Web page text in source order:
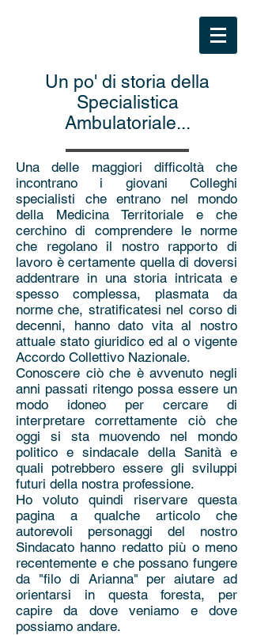
Un po' di storia della
Specialistica
Ambulatoriale...
Una delle maggiori difficoltà che
incontrano i giovani Colleghi
specialisti che entrano nel mondo
della Medicina Territoriale e che
cerchino di comprendere le norme
che regolano il nostro rapporto di
lavoro è certamente quella di doversi
addentrare in una storia intricata e
spesso complessa, plasmata da
norme che, stratificatesi nel corso di
decenni, hanno dato vita al nostro
attuale stato giuridico ed al o vigente
Accordo Collettivo Nazionale.
Conoscere ciò che è avvenuto negli
anni passati ritengo possa essere un
modo idoneo per cercare di
interpretare correttamente ciò che
oggi si sta muovendo nel mondo
politico e sindacale della Sanità e
quali potrebbero essere gli sviluppi
futuri della nostra professione.
Ho voluto quindi riservare questa
pagina a qualche articolo che
autorevoli personaggi del nostro
Sindacato hanno redatto più o meno
recentemente e che possano fungere
da "filo di Arianna" per aiutare ad
orientarsi in questa foresta, per
capire da dove veniamo e dove
possiamo andare.